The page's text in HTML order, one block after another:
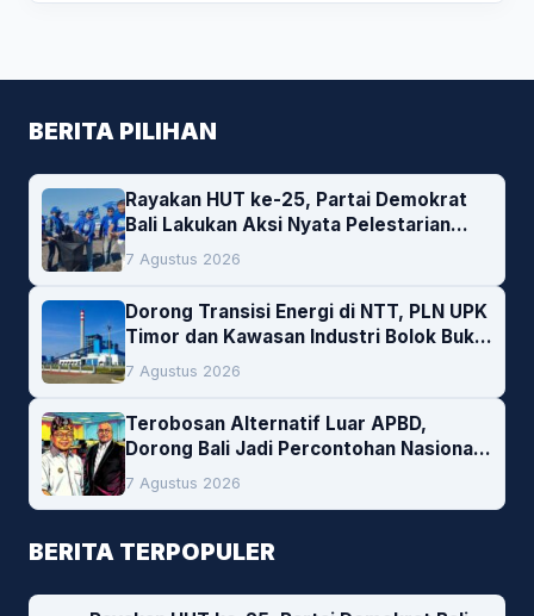
BERITA PILIHAN
Rayakan HUT ke-25, Partai Demokrat
Bali Lakukan Aksi Nyata Pelestarian
Lingkungan
7 Agustus 2026
Dorong Transisi Energi di NTT, PLN UPK
Timor dan Kawasan Industri Bolok Buka
Peluang Investasi Woodchip untuk
Cofiring PLTU Bolok
7 Agustus 2026
Terobosan Alternatif Luar APBD,
Dorong Bali Jadi Percontohan Nasional
Pembiayaan Daerah
7 Agustus 2026
BERITA TERPOPULER